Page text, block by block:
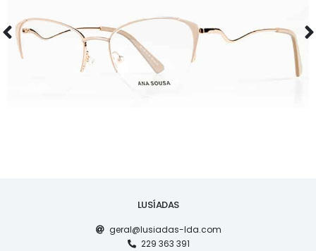
AS1126
LUSÍADAS
geral@lusiadas-lda.com
229 363 391